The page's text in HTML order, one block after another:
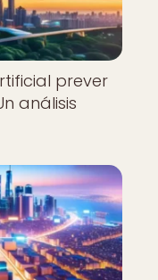
prever
análisis